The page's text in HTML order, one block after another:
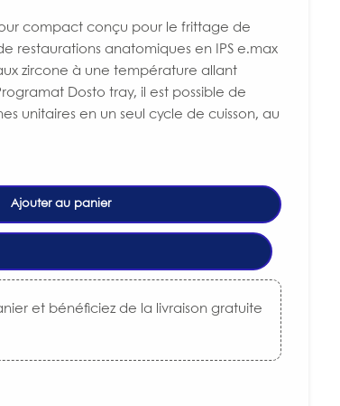
compact conçu pour le frittage de
restaurations anatomiques en IPS e.max
zircone à une température allant
Dosto tray, il est possible de
unitaires en un seul cycle de cuisson, au
Ajouter au panier
et bénéficiez de la livraison gratuite